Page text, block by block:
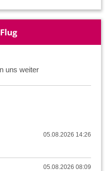
uns weiter
05.08.2026 14:26
05.08.2026 08:09